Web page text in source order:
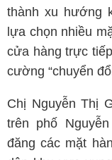
thành xu hướng
lựa chọn nhiều
cửa hàng trực
cường “chuyển
Chị Nguyễn Thị
trên phố
đăng các mặt